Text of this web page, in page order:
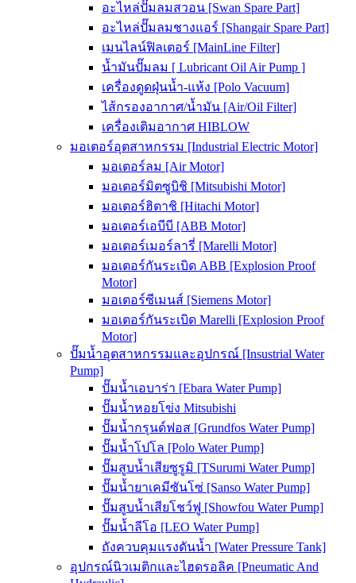
อะไหล่ปั๊มลมสวอน [Swan Spare Part]
อะไหล่ปั๊มลมชางแอร์ [Shangair Spare Part]
เมนไลน์ฟิลเตอร์ [MainLine Filter]
น้ำมันปั๊มลม [ Lubricant Oil Air Pump ]
เครื่องดูดฝุ่นน้ำ-แห้ง [Polo Vacuum]
ไส้กรองอากาศ/น้ำมัน [Air/Oil Filter]
เครื่องเติมอากาศ HIBLOW
มอเตอร์อุตสาหกรรม [Industrial Electric Motor]
มอเตอร์ลม [Air Motor]
มอเตอร์มิตซูบิชิ [Mitsubishi Motor]
มอเตอร์ฮิตาชิ [Hitachi Motor]
มอเตอร์เอบีบี [ABB Motor]
มอเตอร์เมอร์ลารี่ [Marelli Motor]
มอเตอร์กันระเบิด ABB [Explosion Proof
Motor]
มอเตอร์ซีเมนส์ [Siemens Motor]
มอเตอร์กันระเบิด Marelli [Explosion Proof
Motor]
ปั๊มน้ำอุตสาหกรรมและอุปกรณ์ [Insustrial Water
Pump]
ปั๊มน้ำเอบาร่า [Ebara Water Pump]
ปั๊มน้ำหอยโข่ง Mitsubishi
ปั๊มน้ำกรุนด์ฟอส [Grundfos Water Pump]
ปั๊มน้ำโปโล [Polo Water Pump]
ปั๊มสูบน้ำเสียซูรูมิ [TSurumi Water Pump]
ปั๊มน้ำยาเคมีซันโซ่ [Sanso Water Pump]
ปั๊มสูบน้ำเสียโชว์ฟู [Showfou Water Pump]
ปั๊มน้ำลีโอ [LEO Water Pump]
ถังควบคุมแรงดันน้ำ [Water Pressure Tank]
อุปกรณ์นิวเมติกและไฮดรอลิค [Pneumatic And